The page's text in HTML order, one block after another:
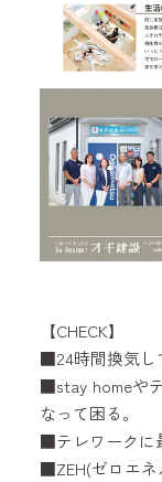
【CHECK】
■24時間換気し
■stay homeや
なって困る。
■テレワークに
■ZEH(ゼロエネ